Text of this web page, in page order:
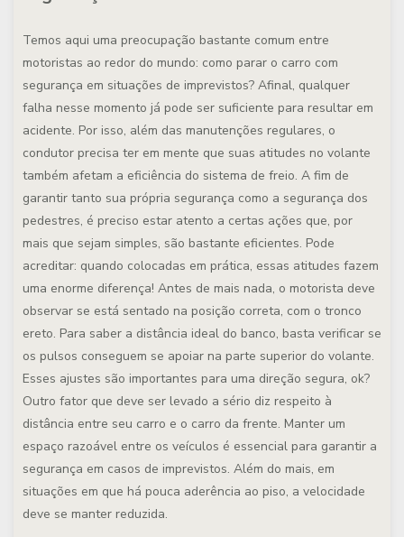
Temos aqui uma preocupação bastante comum entre
motoristas ao redor do mundo: como parar o carro com
segurança em situações de imprevistos? Afinal, qualquer
falha nesse momento já pode ser suficiente para resultar em
acidente. Por isso, além das manutenções regulares, o
condutor precisa ter em mente que suas atitudes no volante
também afetam a eficiência do sistema de freio. A fim de
garantir tanto sua própria segurança como a segurança dos
pedestres, é preciso estar atento a certas ações que, por
mais que sejam simples, são bastante eficientes. Pode
acreditar: quando colocadas em prática, essas atitudes fazem
uma enorme diferença! Antes de mais nada, o motorista deve
observar se está sentado na posição correta, com o tronco
ereto. Para saber a distância ideal do banco, basta verificar se
os pulsos conseguem se apoiar na parte superior do volante.
Esses ajustes são importantes para uma direção segura, ok?
Outro fator que deve ser levado a sério diz respeito à
distância entre seu carro e o carro da frente. Manter um
espaço razoável entre os veículos é essencial para garantir a
segurança em casos de imprevistos. Além do mais, em
situações em que há pouca aderência ao piso, a velocidade
deve se manter reduzida.